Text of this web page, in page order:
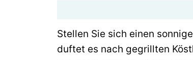
Stellen Sie sich einen
duftet es nach gegrillten